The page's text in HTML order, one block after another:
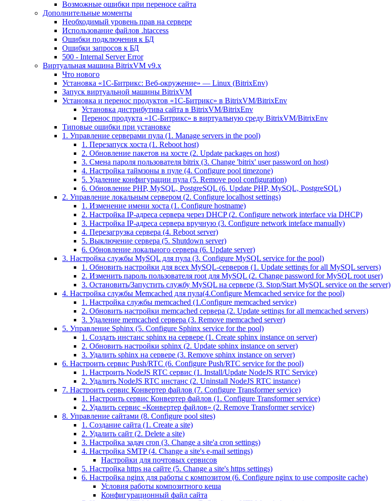
Возможные ошибки при переносе сайта
Дополнительные моменты
Необходимый уровень прав на сервере
Использование файлов .htaccess
Ошибки подключения к БД
Ошибки запросов к БД
500 - Internal Server Error
Виртуальная машина BitrixVM v9.x
Что нового
Установка «1С-Битрикс: Веб-окружение» — Linux (BitrixEnv)
Запуск виртуальной машины BitrixVM
Установка и перенос продуктов «1С-Битрикс» в BitrixVM/BitrixEnv
Установка дистрибутива сайта в BitrixVM/BitrixEnv
Перенос продукта «1C-Битрикс» в виртуальную среду BitrixVM/BitrixEnv
Типовые ошибки при установке
1. Управление серверами пула (1. Manage servers in the pool)
1. Перезапуск хоста (1. Reboot host)
2. Обновление пакетов на хосте (2. Update packages on host)
3. Смена пароля пользователя bitrix (3. Change 'bitrix' user password on host)
4. Настройка таймзоны в пуле (4. Configure pool timezone)
5. Удаление конфигурации пула (5. Remove pool configuration)
6. Обновление PHP, MySQL, PostgreSQL (6. Update PHP, MySQL, PostgreSQL)
2. Управление локальным сервером (2. Configure localhost settings)
1. Изменение имени хоста (1. Configure hostname)
2. Настройка IP-адреса сервера через DHCP (2. Configure network interface via DHCP)
3. Настройка IP-адреса сервера вручную (3. Configure network inteface manually)
4. Перезагрузка сервера (4. Reboot server)
5. Выключение сервера (5. Shutdown server)
6. Обновление локального сервера (6. Update server)
3. Настройка службы MySQL для пула (3. Configure MySQL service for the pool)
1. Обновить настройки для всех MySQL-серверов (1. Update settings for all MySQL servers)
2. Изменить пароль пользователя root для MySQL (2. Change password for MySQL root user)
3. Остановить/Запустить службу MySQL на сервере (3. Stop/Start MySQL service on the server)
4. Настройка службы Memcached для пула(4.Configure Memcached service for the pool)
1. Настройка службы memcached (1.Configure memcached service)
2. Обновить настройки memcached сервера (2. Update settings for all memcached servers)
3. Удаление memcached сервера (3. Remove memcached server)
5. Управление Sphinx (5. Configure Sphinx service for the pool)
1. Создать инстанс sphinx на сервере (1. Create sphinx instance on server)
2. Обновить настройки sphinx (2. Update sphinx instance on server)
3. Удалить sphinx на сервере (3. Remove sphinx instance on server)
6. Настроить сервис Push/RTC (6. Configure Push/RTC service for the pool)
1. Настроить NodeJS RTC сервис (1. Install/Update NodeJS RTC Service)
2. Удалить NodeJS RTC инстанс (2. Uninstall NodeJS RTC instance)
7. Настроить сервис Конвертер файлов (7. Configure Transformer service)
1. Настроить сервис Конвертер файлов (1. Configure Transformer service)
2. Удалить сервис «Конвертер файлов» (2. Remove Transformer service)
8. Управление сайтами (8. Configure pool sites)
1. Создание сайта (1. Create a site)
2. Удалить сайт (2. Delete a site)
3. Настройка задач cron (3. Change a site'a cron settings)
4. Настройка SMTP (4. Change a site's e-mail settings)
Настройки для почтовых сервисов
5. Настройка https на сайте (5. Change a site's https settings)
6. Настройка nginx для работы с композитом (6. Configure nginx to use composite cache)
Условия работы композитного кеша
Конфигурационный файл сайта